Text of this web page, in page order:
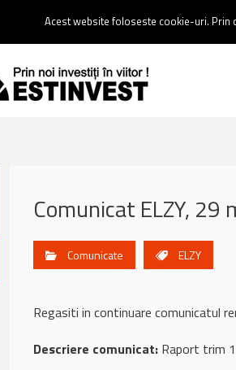
0237 238 900 |Email :contact@estinvest.ro
Comunicat ELZY, 29
Comunicate ELZY
Regasiti in continuare comunicatul
Descriere comunicat: Raport trim
Acest website foloseste cookie-uri. Prin